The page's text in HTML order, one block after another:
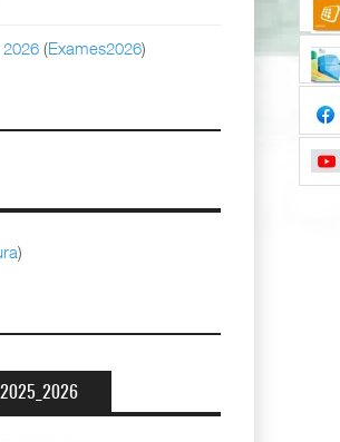
(Exames2026)
)
2025_2026